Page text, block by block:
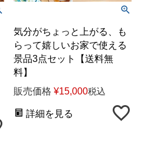
気分がちょっと上がる、も
らって嬉しいお家で使える
景品3点セット【送料無
料】
販売価格 ¥15,000税込
詳細を見る